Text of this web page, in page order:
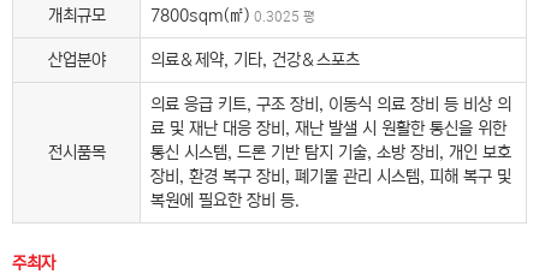
개최규모 7800sqm(㎡) 0.3025 평
산업분야 의료＆제약, 기타, 건강＆스포츠
전시품목
의료 응급 키트, 구조 장비, 이동식 의료 장비 등 비상 의
료 및 재난 대응 장비, 재난 발샐 시 원활한 통신을 위한
통신 시스템, 드론 기반 탐지 기술, 소방 장비, 개인 보호
장비, 환경 복구 장비, 폐기물 관리 시스템, 피해 복구 및
복원에 필요한 장비 등.
주최자